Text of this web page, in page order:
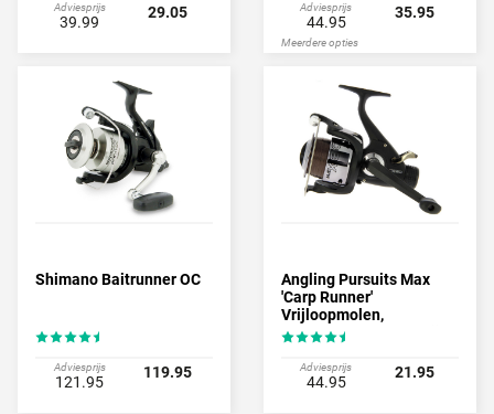
Adviesprijs
39.99
29.05 Adviesprijs
44.95
35.95
Meerdere opties
Shimano Baitrunner OC
Adviesprijs
121.95
119.95
Angling Pursuits Max
'Carp Runner'
Vrijloopmolen,
volgespoeld met 8lb lijn
Adviesprijs
44.95
21.95